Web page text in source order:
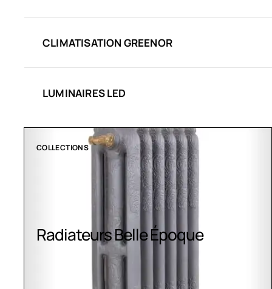
CLIMATISATION GREENOR
LUMINAIRES LED
CLIMATISATION GREENOR
Climatisation Greenor